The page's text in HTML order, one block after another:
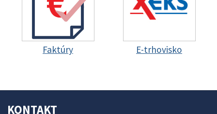
Faktúry E-trhovisko
KONTAKT